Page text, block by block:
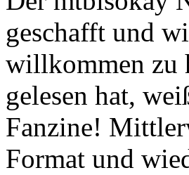
geschafft und
willkommen zu
gelesen hat,
Fanzine!
Format und